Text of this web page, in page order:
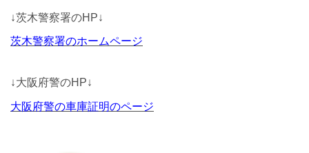
↓茨木警察署のHP↓
茨木警察署のホームページ
↓大阪府警のHP↓
大阪府警の車庫証明のページ